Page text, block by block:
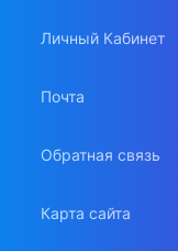
Личный Кабинет
Почта
Обратная связь
Карта сайта